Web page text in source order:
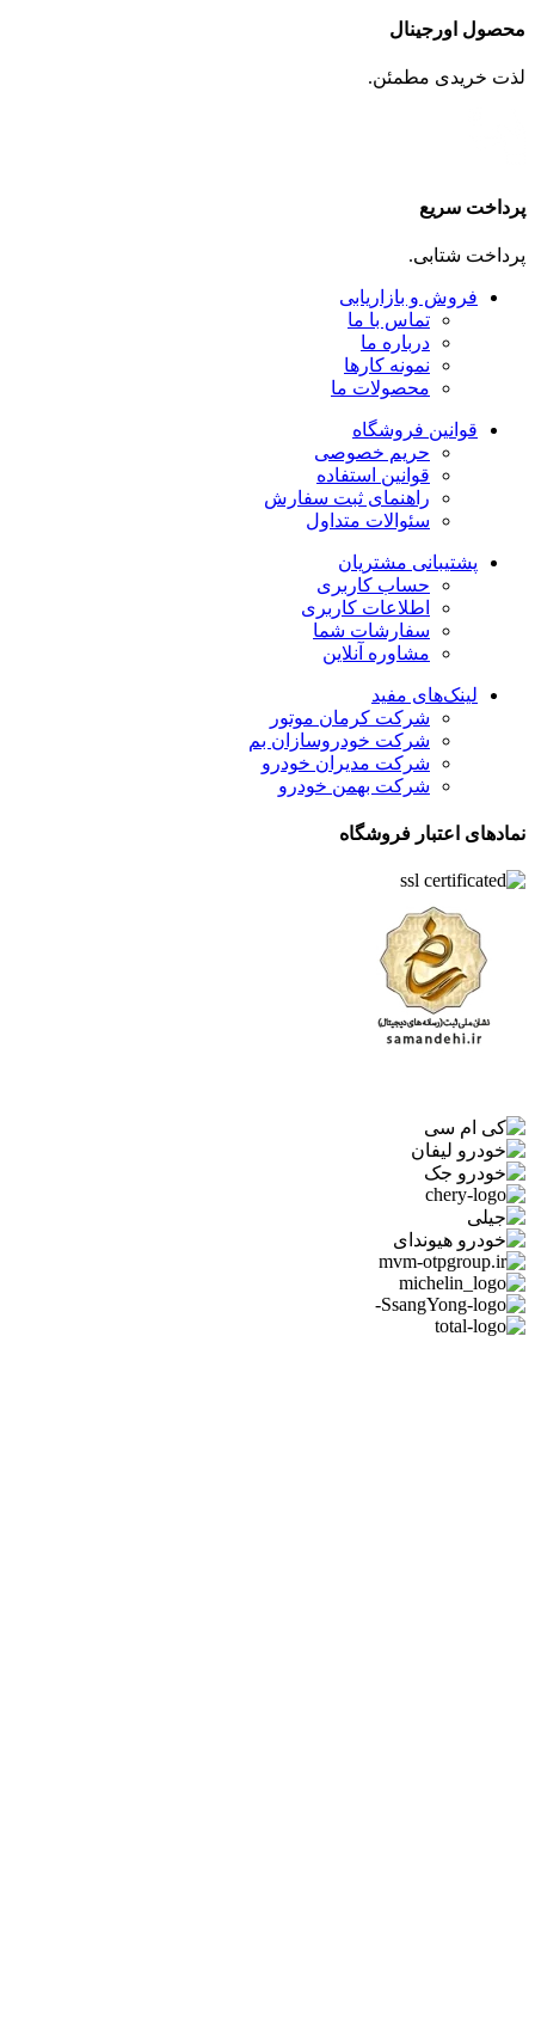
محصول اورجینال
لذت خریدی مطمئن.
پرداخت سریع
پرداخت شتابی.
فروش و بازاریابی
تماس با ما
درباره ما
نمونه کارها
محصولات ما
قوانین فروشگاه
حریم خصوصی
قوانین استفاده
راهنمای ثبت سفارش
سئوالات متداول
پشتیبانی مشتریان
حساب کاربری
اطلاعات کاربری
سفارشات شما
مشاوره آنلاین
لینک‌های مفید
شرکت کرمان موتور
شرکت خودروسازان بم
شرکت مدیران خودرو
شرکت بهمن خودرو
نمادهای اعتبار فروشگاه